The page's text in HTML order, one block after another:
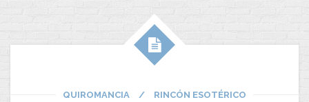
QUIROMANCIA / RINCÓN ESOTÉRICO